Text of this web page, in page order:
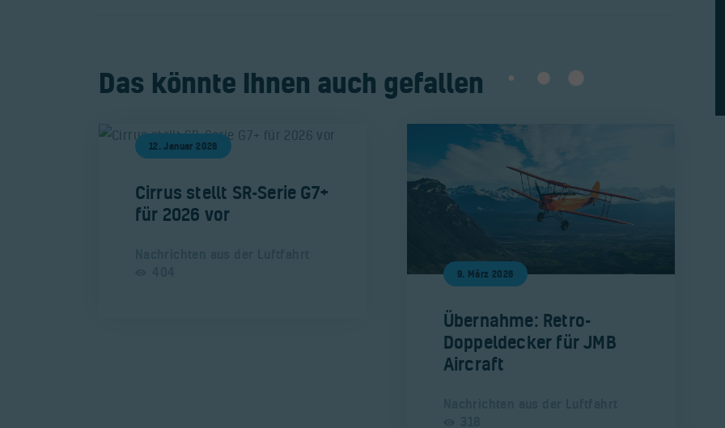
Das könnte Ihnen auch gefallen
12. Januar 2026
​Cirrus stellt SR-Serie G7+
für 2026 vor
9. März 2026
​Übernahme: Retro-
Doppeldecker für JMB
Aircraft